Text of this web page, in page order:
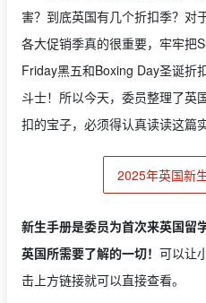
害？到底英国有几个折扣季？对
各大促销季真的很重要，牢牢把
Friday黑五和Boxing Day圣诞折
斗士！所以今天，委员整理了英
扣的宝子，必须得认真读读这篇
2025年英国新
新生手册是委员为首次来英国留
英国所需要了解的一切！ 可以让
击上方链接就可以直接查看。